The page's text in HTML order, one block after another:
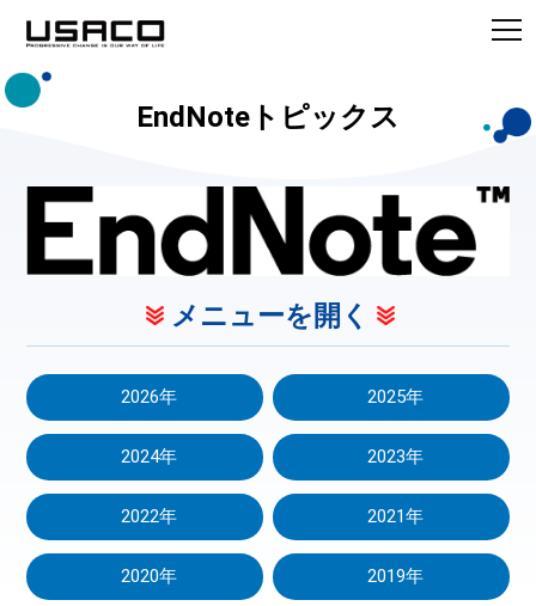
EndNoteトピックス
メニューを開く
2026年 2025年
2024年 2023年
2022年 2021年
2020年 2019年